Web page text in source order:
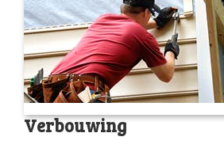
Verbouwing